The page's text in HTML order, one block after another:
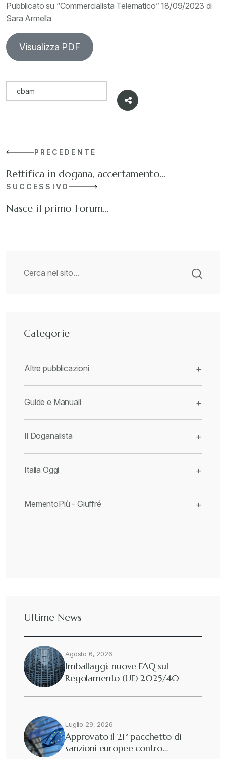
Pubblicato su “Commercialista Telematico” 18/09/2023 di
Sara Armella
Visualizza PDF
cbam
PRECEDENTE
Rettifica in dogana, accertamento…
SUCCESSIVO
Nasce il primo Forum…
Categorie
Altre pubblicazioni +
Guide e Manuali +
Il Doganalista +
Italia Oggi +
MementoPiù - Giuffré +
Ultime News
Agosto 6, 2026
Imballaggi: nuove FAQ sul
Regolamento (UE) 2025/40
Luglio 29, 2026
Approvato il 21° pacchetto di
sanzioni europee contro…